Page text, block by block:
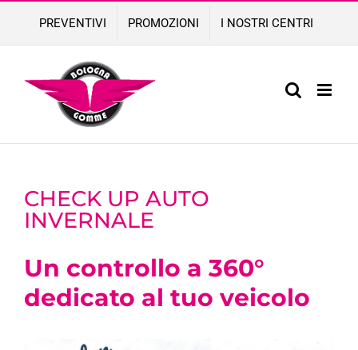
content
PREVENTIVI PROMOZIONI I NOSTRI CENTRI
CHECK UP AUTO
INVERNALE
Un controllo a 360°
dedicato al tuo veicolo